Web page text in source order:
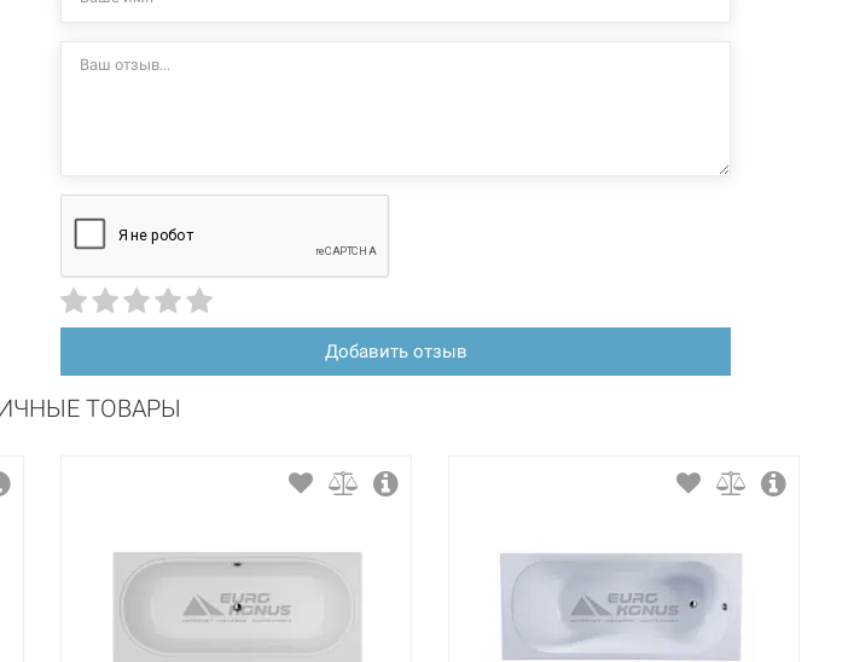
Добавить отзыв
ТОВАРЫ